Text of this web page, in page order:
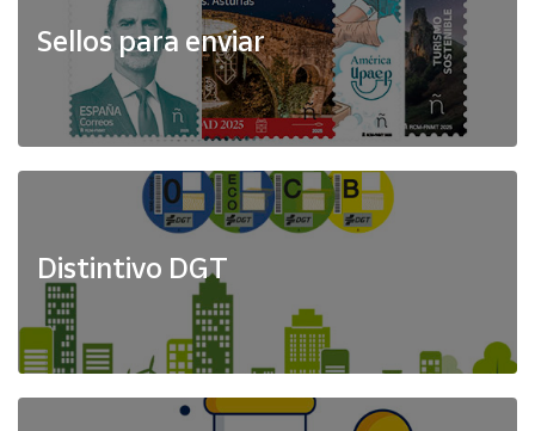
Sellos para enviar
Distintivo DGT